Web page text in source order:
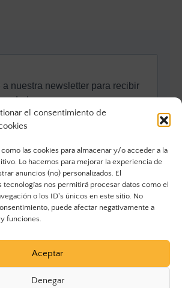
el consentimiento de
las cookies para almacenar y/o acceder a la
Lo hacemos para mejorar la experiencia de
anuncios (no) personalizados. El
tecnologías nos permitirá procesar datos como el
o los ID's únicos en este sitio. No
puede afectar negativamente a
funciones.
Aceptar
Denegar